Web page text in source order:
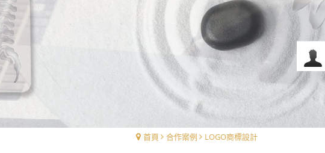
首頁 合作案例 LOGO商標設計